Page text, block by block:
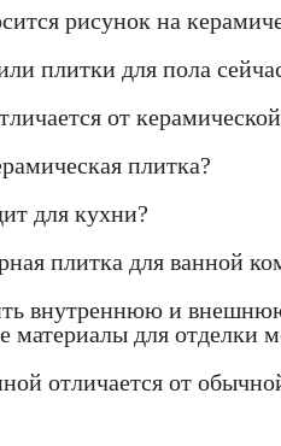
рисунок на
плитки для пола
от
плитка?
для кухни?
плитка для ванной
внутреннюю и
материалы для отделки
отличается от